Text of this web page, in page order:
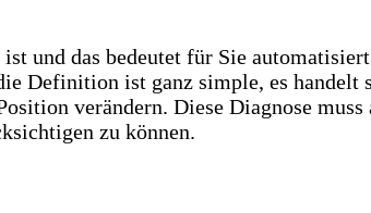
und das bedeutet für Sie
Definition ist ganz simple, es handelt
verändern. Diese Diagnose
zu können.